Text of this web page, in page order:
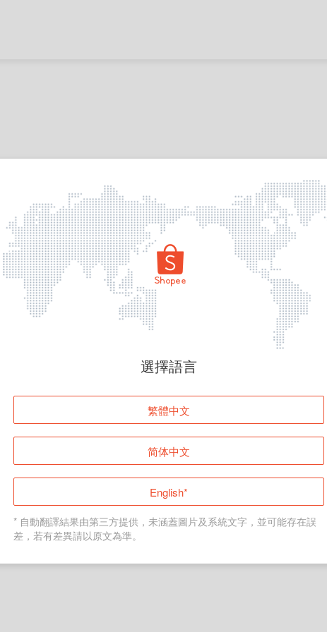
頁面無法顯示
登入
返回首頁
選擇語言
繁體中文
简体中文
English*
* 自動翻譯結果由第三方提供，未涵蓋圖片及系統文字，並可能存在誤
差，若有差異請以原文為準。